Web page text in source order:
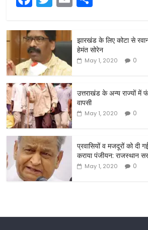
c
e
b
o
o
k
itt
er
ar
e
झारखंड के लिए कोटा से
हेमंत सोरेन
May 1, 2020 0
उत्तराखंड के अन्य राज्यों में
वापसी
May 1, 2020 0
प्रवासियों व मजदूरों को दी
कराया पंजीयन: राजस्थान
May 1, 2020 0